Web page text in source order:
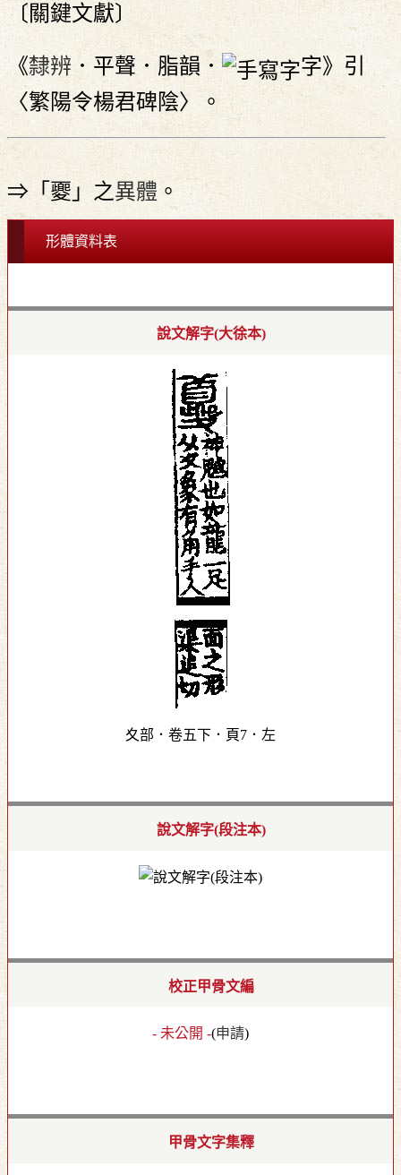
〔關鍵文獻〕
《隸辨 ．平聲．脂韻．
字》引
〈繁陽令楊君碑陰〉。
⇒「夒」之異體 。
形體資料表
說文解字(大徐本)
夊部．卷五下．頁7．左
說文解字(段注本)
校正甲骨文編
- 未公開 -(申請)
甲骨文字集釋